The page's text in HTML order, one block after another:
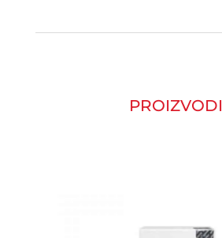
PROIZVODI